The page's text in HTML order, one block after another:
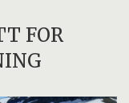
FOR